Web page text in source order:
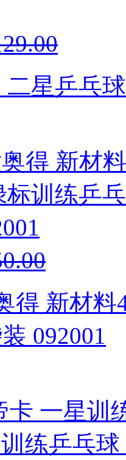
二星乒乓
得 新材
092001